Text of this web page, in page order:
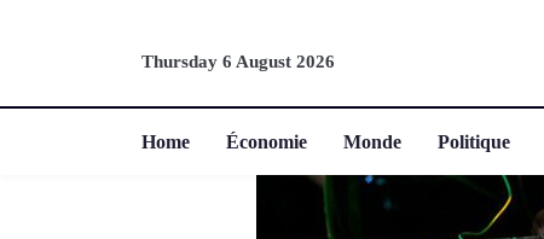
Thursday 6 August 2026
Home Économie Monde Politique